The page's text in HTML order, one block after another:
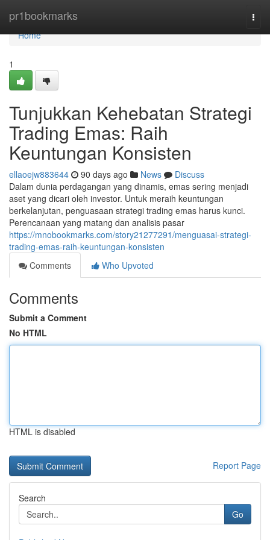
pr1bookmarks
Home
Home
1
Tunjukkan Kehebatan Strategi
Trading Emas: Raih
Keuntungan Konsisten
ellaoejw883644 90 days ago News
Discuss
Dalam dunia perdagangan yang dinamis, emas sering menjadi
aset yang dicari oleh investor. Untuk meraih keuntungan
berkelanjutan, penguasaan strategi trading emas harus kunci.
Perencanaan yang matang dan analisis pasar
https://mnobookmarks.com/story21277291/menguasai-strategi-
trading-emas-raih-keuntungan-konsisten
Comments
Who Upvoted
Comments
Submit a Comment
No HTML
HTML is disabled
Report Page
Search
Go